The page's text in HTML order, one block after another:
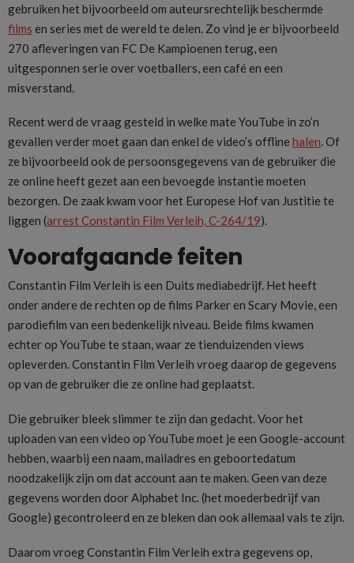
gebruiken het bijvoorbeeld om auteursrechtelijk beschermde
films en series met de wereld te delen. Zo vind je er bijvoorbeeld
270 afleveringen van FC De Kampioenen terug, een
uitgesponnen serie over voetballers, een café en een
misverstand.
Recent werd de vraag gesteld in welke mate YouTube in zo’n
gevallen verder moet gaan dan enkel de video’s offline halen. Of
ze bijvoorbeeld ook de persoonsgegevens van de gebruiker die
ze online heeft gezet aan een bevoegde instantie moeten
bezorgen. De zaak kwam voor het Europese Hof van Justitie te
liggen (arrest Constantin Film Verleih, C-264/19).
Voorafgaande feiten
Constantin Film Verleih is een Duits mediabedrijf. Het heeft
onder andere de rechten op de films Parker en Scary Movie, een
parodiefilm van een bedenkelijk niveau. Beide films kwamen
echter op YouTube te staan, waar ze tienduizenden views
opleverden. Constantin Film Verleih vroeg daarop de gegevens
op van de gebruiker die ze online had geplaatst.
Die gebruiker bleek slimmer te zijn dan gedacht. Voor het
uploaden van een video op YouTube moet je een Google-account
hebben, waarbij een naam, mailadres en geboortedatum
noodzakelijk zijn om dat account aan te maken. Geen van deze
gegevens worden door Alphabet Inc. (het moederbedrijf van
Google) gecontroleerd en ze bleken dan ook allemaal vals te zijn.
Daarom vroeg Constantin Film Verleih extra gegevens op,